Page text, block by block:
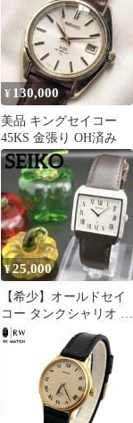
¥ 130,000
美品 キングセイコー
45KS 金張り OH済み
¥25,000
【希少】オールドセイ
コー タンクシャリオ ホ
ワイト 手巻き メンズ腕
時計 レトロ